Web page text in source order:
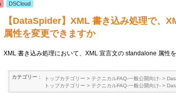
DSCloud
【DataSpider】XML 書き込み処理で、
属性を変更できますか
XML 書き込み処理において、XML 宣言文の standalone 属性を
カテゴリー : トップカテゴリー > テクニカルFAQ-一般公開向け->
トップカテゴリー > テクニカルFAQ-一般公開向け->